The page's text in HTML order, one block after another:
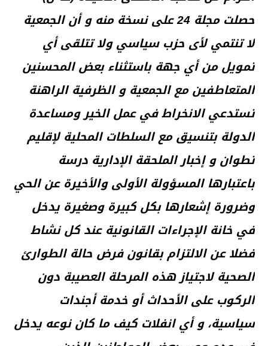
حصلت مجلة 24 على نسخة منه و أن الجمعية
لا تنتمي لأى حزب سياسي ولا تتلقى أي
تمويل من أي جهة باستثناء بعض المحسنين
المتعاطفين مع الجمعية و الظرفية الراهنة
تستدعي الانخراط في عمل الخير ومساعدة
الدولة بتنسيق مع السلطات المحلية لإقليم
تطوان و إخبار الملحقة الإدارية درسة
باعتبارها المسؤولة الأولى والأخيرة عن الحي
وضرورة إشعارها بكل كبيرة وصغيرة يدخل
في خانة الإجراءات القانونية عند كل نشاط
فضلا عن الالتزام بقانون فرض حالة الطوارئ
الصحية لاجتياز هذه المرحلة العصيبة دون
الركوب على الأحداث أو خدمة أجندات
سياسية، و أي انفلات كيف ما كان نوعه يدخل